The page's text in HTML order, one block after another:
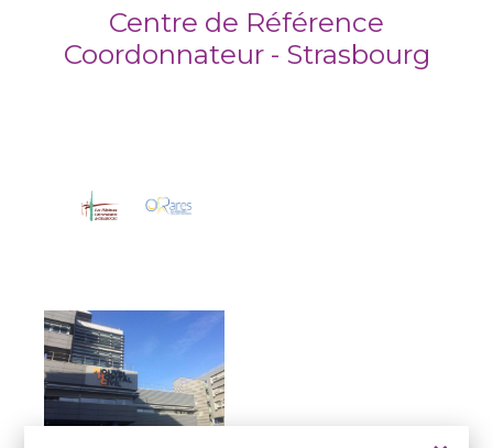
Centre de Référence
Coordonnateur - Strasbourg